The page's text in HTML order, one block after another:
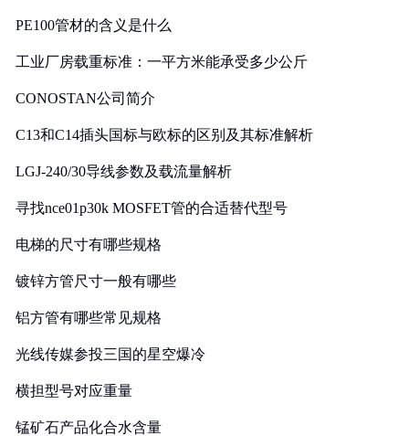
PE100管材的含义是什么
工业厂房载重标准：一平方米能承受多少公斤
CONOSTAN公司简介
C13和C14插头国标与欧标的区别及其标准解析
LGJ-240/30导线参数及载流量解析
寻找nce01p30k MOSFET管的合适替代型号
电梯的尺寸有哪些规格
镀锌方管尺寸一般有哪些
铝方管有哪些常见规格
光线传媒参投三国的星空爆冷
横担型号对应重量
锰矿石产品化合水含量